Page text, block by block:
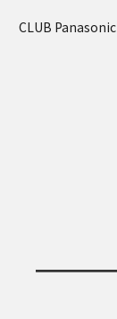
CLUB Panasonic